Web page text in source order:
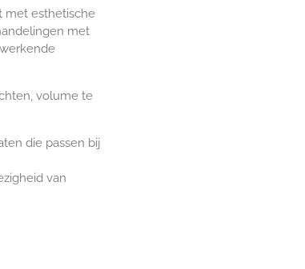
met esthetische
met
volume te
die passen bij
van